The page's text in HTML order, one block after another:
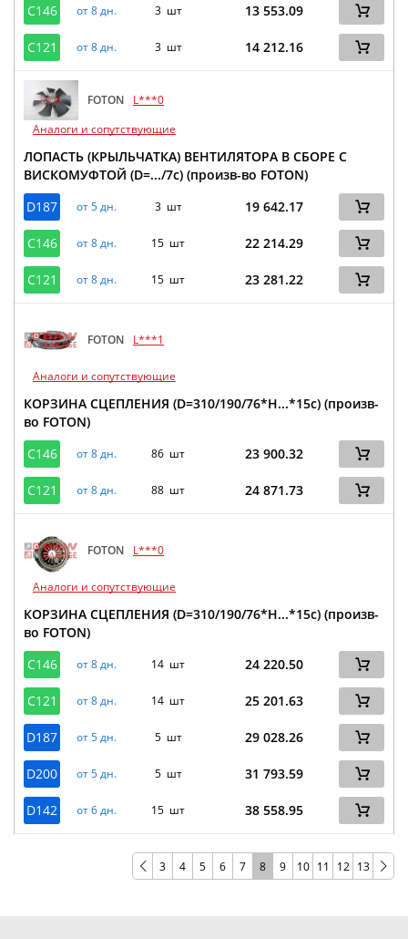
C146
от 8 дн. 3 шт 13 553.09
C121 от 8 дн. 3 шт 14 212.16
FOTON
L***0
Аналоги и сопутствующие
ЛОПАСТЬ (КРЫЛЬЧАТКА) ВЕНТИЛЯТОРА В СБОРЕ С
ВИСКОМУФТОЙ (D=.../7c) (произв-во FOTON)
D187
от 5 дн. 3 шт 19 642.17
C146 от 8 дн. 15 шт 22 214.29
C121 от 8 дн. 15 шт 23 281.22
FOTON L***1
Аналоги и сопутствующие
КОРЗИНА СЦЕПЛЕНИЯ (D=310/190/76*H...*15с) (произв-
во FOTON)
C146
от 8 дн. 86 шт 23 900.32
C121 от 8 дн. 88 шт 24 871.73
FOTON L***0
Аналоги и сопутствующие
КОРЗИНА СЦЕПЛЕНИЯ (D=310/190/76*H...*15с) (произв-
во FOTON)
C146
от 8 дн. 14 шт 24 220.50
C121 от 8 дн. 14 шт 25 201.63
D187 от 5 дн. 5 шт 29 028.26
D200 от 5 дн. 5 шт 31 793.59
D142 от 6 дн. 15 шт 38 558.95
3 4 5 6 7 8 9 10 11 12 13